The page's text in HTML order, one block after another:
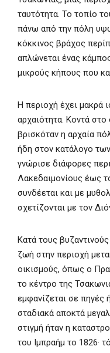
ταυτότητα. Το τοπίο
πάνω από την πόλη
κόκκινος βράχος
απλώνεται ένας
μικρούς κήπους που
Η περιοχή έχει μακρά
αρχαιότητα. Κοντά στο
βρισκόταν η αρχαία
ήδη στον κατάλογο
γνώρισε διάφορες
Λακεδαιμονίους έως
συνδέεται και με
σχετίζονται με τον
Κατά τους
ζωή στην περιοχή
οικισμούς, όπως ο
το κέντρο της
εμφανίζεται σε πηγές
σταδιακά αποκτά
στιγμή ήταν η
του Ιμπραήμ το 1826·